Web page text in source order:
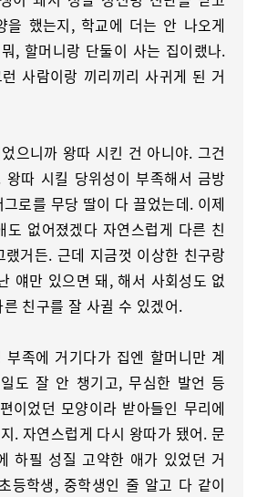
을 했는지, 학교에 더는 안 나오게
, 할머니랑 단둘이 사는 집이랬나.
사람이랑 끼리끼리 사귀게 된 거
으니까 왕따 시킨 건 아니야. 그건
왕따 시킬 당위성이 부족해서 금방
로를 무당 딸이 다 끌었는데. 이제
도 없어졌겠다 자연스럽게 다른 친
거든. 근데 지금껏 이상한 친구랑
얘만 있으면 돼, 해서 사회성도 없
친구를 잘 사귈 수 있겠어.
부족에 거기다가 집엔 할머니만 계
도 잘 안 챙기고, 무심한 발언 등
었던 모양이라 받아들인 무리에
. 자연스럽게 다시 왕따가 됐어. 문
하필 성질 고약한 애가 있었던 거
등학생, 중학생인 줄 알고 다 같이